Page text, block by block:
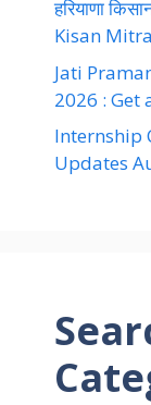
हरियाणा
Kisan
Jati
2026 : Get
Internship
Updates